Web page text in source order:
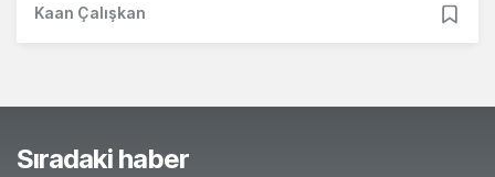
Kaan Çalışkan
Sıradaki haber